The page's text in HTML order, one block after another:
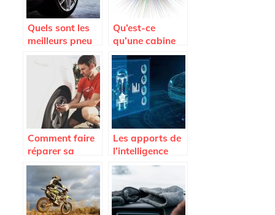
Quels sont les
meilleurs pneu
de la marque
Hankook ?
Qu’est-ce
qu’une cabine
de sablage ?
Comment faire
réparer sa
voiture à petits
prix ?
Les apports de
l’intelligence
artificielle dans
le secteur
automobile.